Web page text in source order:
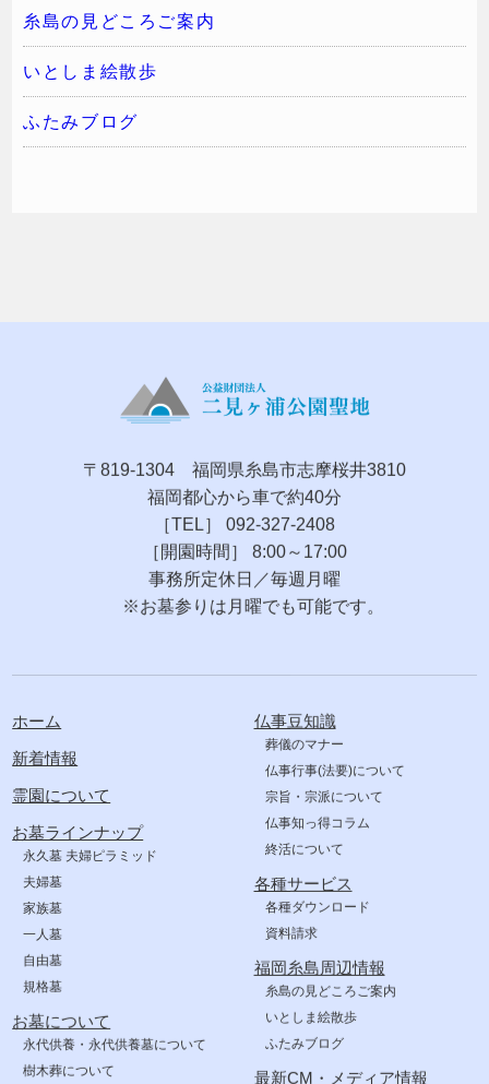
糸島の見どころご案内
いとしま絵散歩
ふたみブログ
〒819-1304 福岡県糸島市志摩桜井3810
福岡都心から車で約40分
［TEL］ 092-327-2408
［開園時間］ 8:00～17:00
事務所定休日／毎週月曜
※お墓参りは月曜でも可能です。
ホーム
新着情報
霊園について
お墓ラインナップ
永久墓 夫婦ピラミッド
夫婦墓
家族墓
一人墓
自由墓
規格墓
お墓について
永代供養・永代供養墓について
樹木葬について
仏事豆知識
葬儀のマナー
仏事行事(法要)について
宗旨・宗派について
仏事知っ得コラム
終活について
各種サービス
各種ダウンロード
資料請求
福岡糸島周辺情報
糸島の見どころご案内
いとしま絵散歩
ふたみブログ
最新CM・メディア情報